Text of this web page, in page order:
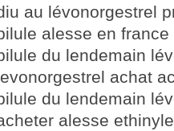
au lévonorgestrel
alesse en
du lendemain
achat
du lendemain
alesse